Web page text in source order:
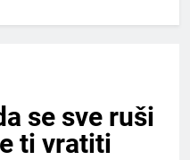
se sve ruši
ti vratiti